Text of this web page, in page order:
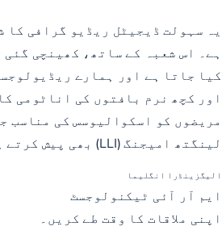
یہ سہولت ڈیجیٹل ریڈیو گرافی کا
ہے۔ اس شعبہ کے ساتھ، کھینچی
کیا جاتا ہے اور ہمارے
اور کچھ نرم بافتوں کی اناٹومی
مریضوں کو اسکوالیوسس کی مناسب
لینگتھ امیجنگ (LLI) بھی پیش کرتے ہیں۔
الیگزینڈرا انگلیما
ایم آر آئی ٹیکنولوجسٹ
اپنی ملاقات کا وقت طے کریں۔